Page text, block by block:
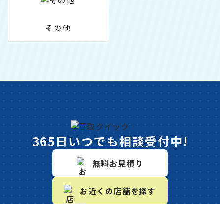
その他
365日いつでも相談受付中!
無料お見積り
お近くの店舗を探す